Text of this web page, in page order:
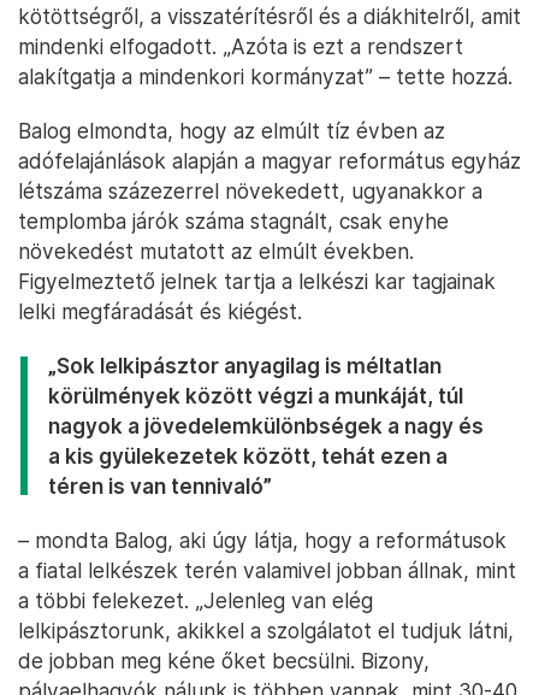
kötöttségről, a visszatérítésről és a diákhitelről, amit
mindenki elfogadott. „Azóta is ezt a rendszert
alakítgatja a mindenkori kormányzat” – tette hozzá.
Balog elmondta, hogy az elmúlt tíz évben az
adófelajánlások alapján a magyar református egyház
létszáma százezerrel növekedett, ugyanakkor a
templomba járók száma stagnált, csak enyhe
növekedést mutatott az elmúlt években.
Figyelmeztető jelnek tartja a lelkészi kar tagjainak
lelki megfáradását és kiégést.
„Sok lelkipásztor anyagilag is méltatlan
körülmények között végzi a munkáját, túl
nagyok a jövedelemkülönbségek a nagy és
a kis gyülekezetek között, tehát ezen a
téren is van tennivaló”
– mondta Balog, aki úgy látja, hogy a reformátusok
a fiatal lelkészek terén valamivel jobban állnak, mint
a többi felekezet. „Jelenleg van elég
lelkipásztorunk, akikkel a szolgálatot el tudjuk látni,
de jobban meg kéne őket becsülni. Bizony,